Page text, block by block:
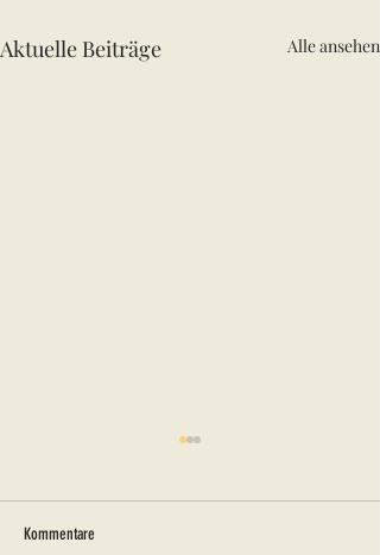
Aktuelle Beiträge Alle ansehen
Kommentare